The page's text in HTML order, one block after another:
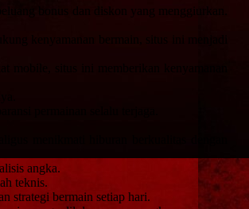
bonus dan diskon yang menggiurkan.
kenyamanan bermain, situs ini menjadi
angka.
teknis.
strategi bermain setiap hari.